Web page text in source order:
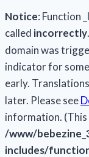
Notice: Function
called incorrectly
domain was
indicator for
early.
later. Please see
information. (This
/www/
includes/